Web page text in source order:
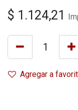
$ 1.124,21
Agregar a